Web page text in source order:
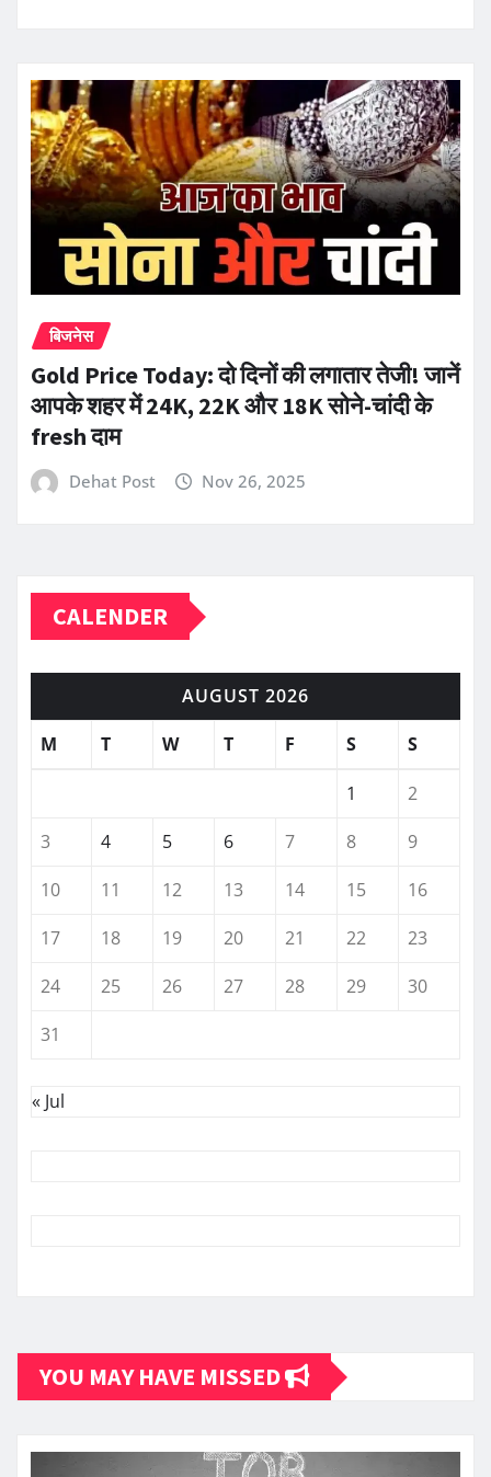
बिजनेस
Gold Price Today: दो दिनों की लगातार तेजी! जानें
आपके शहर में 24K, 22K और 18K सोने-चांदी के
fresh दाम
Dehat Post Nov 26, 2025
CALENDER
AUGUST 2026
M
T W T F S S
1
2
3
4 5 6 7 8
9
10
11 12 13 14 15
16
17
18 19 20 21 22
23
24
25 26 27 28 29
30
31
« Jul
YOU MAY HAVE MISSED